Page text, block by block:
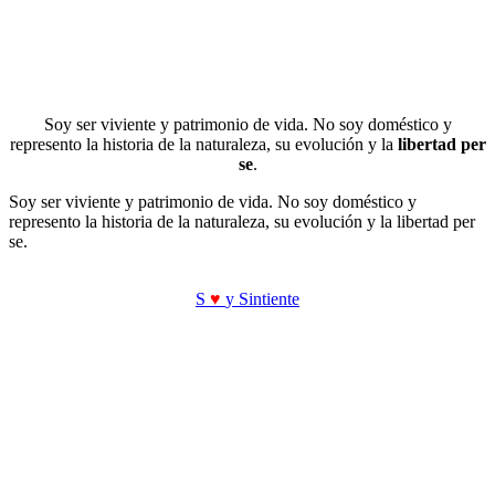
Soy ser viviente y patrimonio de vida. No soy doméstico y
represento la historia de la naturaleza, su evolución y la libertad per
se.
Soy ser viviente y patrimonio de vida. No soy doméstico y
represento la historia de la naturaleza, su evolución y la libertad per
se.
S ♥ y Sintiente